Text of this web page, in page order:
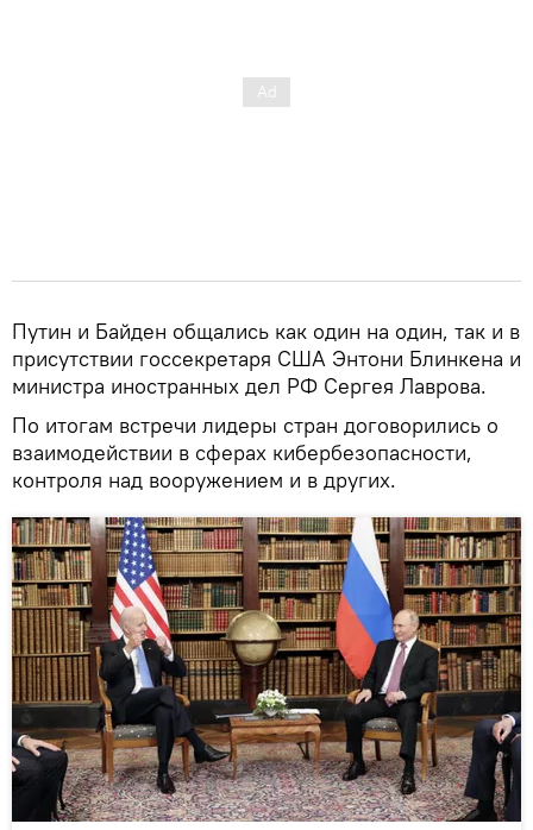
Путин и Байден общались как один на один, так и в
присутствии госсекретаря США Энтони Блинкена и
министра иностранных дел РФ Сергея Лаврова.
По итогам встречи лидеры стран договорились о
взаимодействии в сферах кибербезопасности,
контроля над вооружением и в других.